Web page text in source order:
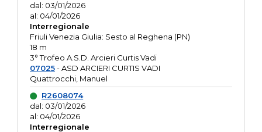
dal: 03/01/2026
al: 04/01/2026
Interregionale
Friuli Venezia Giulia: Sesto al Reghena (PN)
18 m
3° Trofeo A.S.D. Arcieri Curtis Vadi
07025- ASD ARCIERI CURTIS VADI
Quattrocchi, Manuel
R2608074
dal: 03/01/2026
al: 04/01/2026
Interregionale